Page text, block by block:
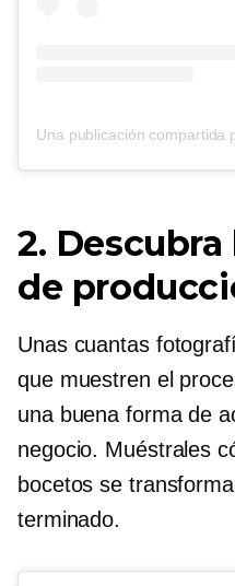
2.
de
Unas cuantas
que muestren el
una buena forma de
negocio. Muéstrales
bocetos se
terminado.